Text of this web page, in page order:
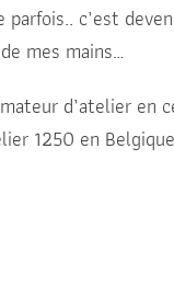
c’est
mes mains…
d’atelier en
1250 en